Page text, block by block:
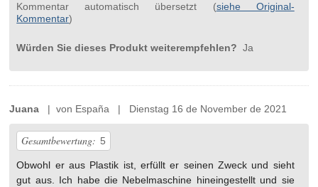
Kommentar automatisch übersetzt (siehe Original-
Kommentar)
Würden Sie dieses Produkt weiterempfehlen? Ja
Juana | von España | Dienstag 16 de November de 2021
Gesamtbewertung: 5
Obwohl er aus Plastik ist, erfüllt er seinen Zweck und sieht
gut aus. Ich habe die Nebelmaschine hineingestellt und sie